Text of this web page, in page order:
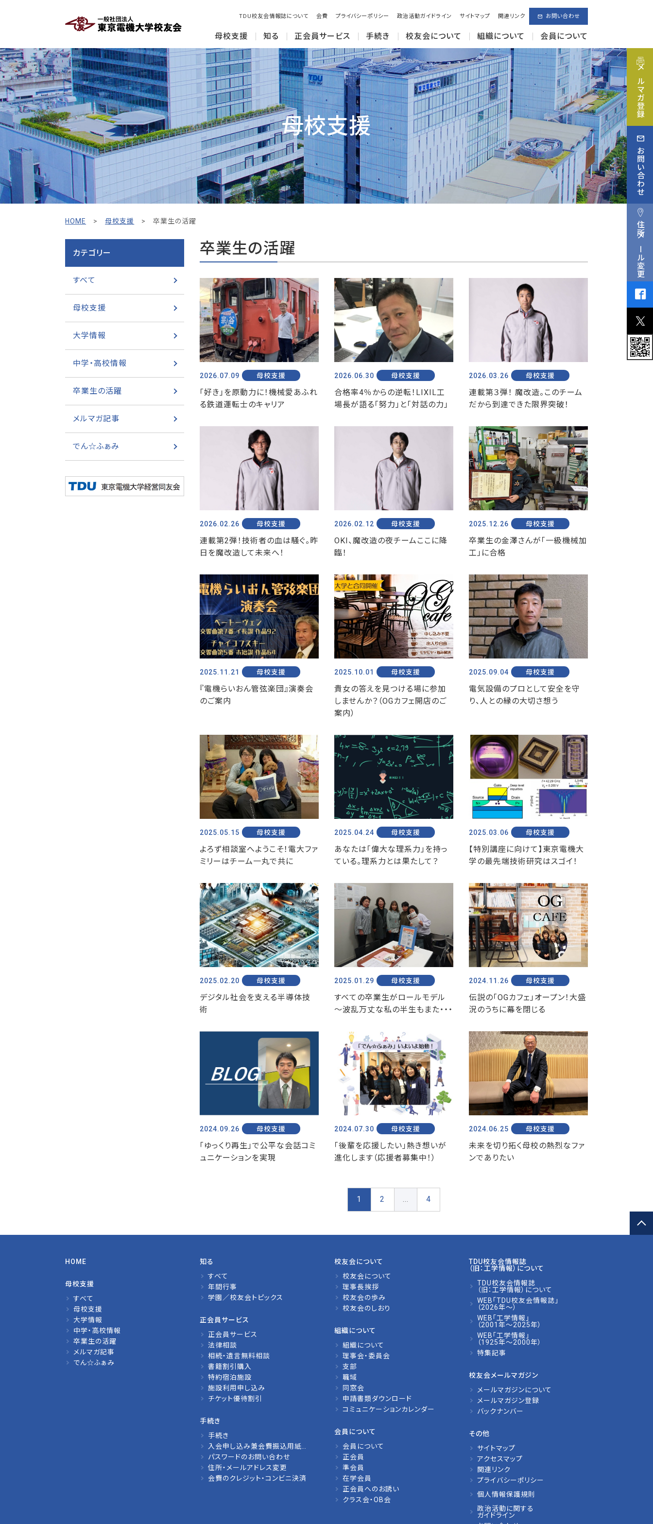
TDU校友会情報誌について 会費 プライバシーポリシー 政治活動ガイドライン サイトマップ 関連リンク お問い合わせ
母校支援 知る 正会員サービス 手続き 校友会について 組織について 会員について
母校支援
HOME >母校支援 >卒業生の活躍
卒業生の活躍
2026.07.09 母校支援
「好き」を原動力に！機械愛あふれ
る鉄道運転士のキャリア
2026.06.30 母校支援
合格率4％からの逆転！LIXIL工
場長が語る「努力」と「対話の力」
2026.03.26 母校支援
連載第３弾！ 魔改造。このチーム
だから到達できた限界突破！
2026.02.26 母校支援
連載第2弾！技術者の血は騒ぐ。昨
日を魔改造して未来へ！
2026.02.12 母校支援
OKI、魔改造の夜チームここに降
臨！
2025.12.26 母校支援
卒業生の金澤さんが「一級機械加
工」に合格
2025.11.21 母校支援
『電機らいおん管弦楽団』演奏会
のご案内
2025.10.01 母校支援
貴女の答えを見つける場に参加
しませんか？（OGカフェ開店のご
案内）
2025.09.04 母校支援
電気設備のプロとして安全を守
り、人との縁の大切さ想う
2025.05.15 母校支援
よろず相談室へようこそ！電大ファ
ミリーはチーム一丸で共に
2025.04.24 母校支援
あなたは「偉大な理系力」を持っ
ている。理系力とは果たして？
2025.03.06 母校支援
【特別講座に向けて】東京電機大
学の最先端技術研究はスゴイ！
2025.02.20 母校支援
デジタル社会を支える半導体技
術
2025.01.29 母校支援
すべての卒業生がロールモデル
～波乱万丈な私の半生もまた・・・
2024.11.26 母校支援
伝説の「OGカフェ」オープン！大盛
況のうちに幕を閉じる
2024.09.26 母校支援
「ゆっくり再生」で公平な会話コミ
ュニケーションを実現
2024.07.30 母校支援
「後輩を応援したい」熱き想いが
進化します（応援者募集中！）
2024.06.25 母校支援
未来を切り拓く母校の熱烈なファ
ンでありたい
1 2 ... 4
カテゴリー
すべて
母校支援
大学情報
中学・高校情報
卒業生の活躍
メルマガ記事
でん☆ふぁみ
HOME
母校支援
すべて
母校支援
大学情報
中学・高校情報
卒業生の活躍
メルマガ記事
でん☆ふぁみ
知る
すべて
年間行事
学園／校友会トピックス
正会員サービス
正会員サービス
法律相談
相続・遺言無料相談
書籍割引購入
特約宿泊施設
施設利用申し込み
チケット優待割引
手続き
手続き
入会申し込み兼会費振込用紙請求
パスワードのお問い合わせ
住所・メールアドレス変更
会費のクレジット・コンビニ決済
校友会について
校友会について
理事長挨拶
校友会の歩み
校友会のしおり
組織について
組織について
理事会・委員会
支部
職域
同窓会
申請書類ダウンロード
コミュニケーションカレンダー
会員について
会員について
正会員
準会員
在学会員
正会員へのお誘い
クラス会・OB会
TDU校友会情報誌
（旧：工学情報）について
TDU校友会情報誌
（旧：工学情報）について
WEB「TDU校友会情報誌」
（2026年～）
WEB「工学情報」
（2001年～2025年）
WEB「工学情報」
（1925年～2000年）
特集記事
校友会メールマガジン
メールマガジンについて
メールマガジン登録
バックナンバー
その他
サイトマップ
アクセスマップ
関連リンク
プライバシーポリシー
個人情報保護規則
政治活動に関する
ガイドライン
メルマガ登録
お問い合わせ
住所メール変更